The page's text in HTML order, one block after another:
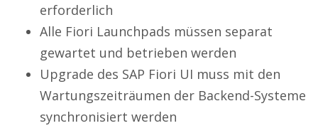
erforderlich
Alle Fiori Launchpads müssen separat
gewartet und betrieben werden
Upgrade des SAP Fiori UI muss mit den
Wartungszeiträumen der Backend-Systeme
synchronisiert werden